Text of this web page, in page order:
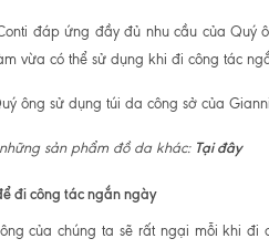
đáp ứng đầy đủ nhu cầu của Quý
vừa có thể sử dụng khi đi công tác
ông sử dụng túi da công sở của
sản phẩm đồ da khác: Tại đây
đi công tác ngắn ngày
của chúng ta sẽ rất ngại mỗi khi đi